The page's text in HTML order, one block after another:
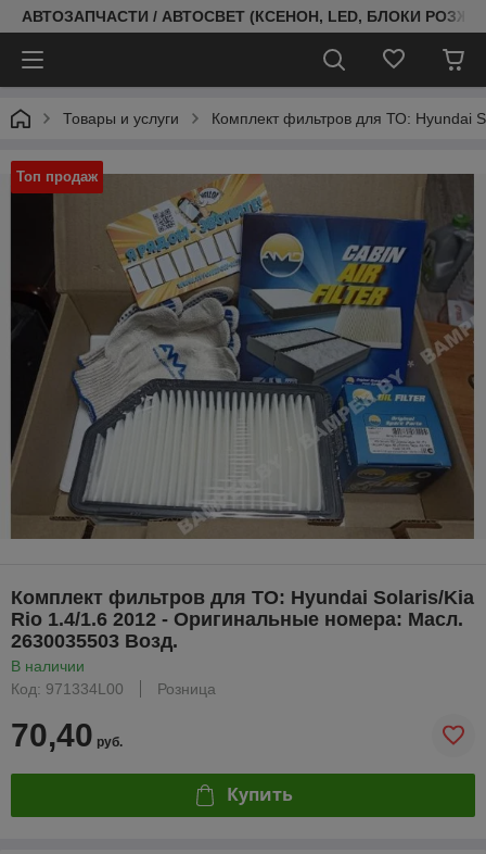
АВТОЗАПЧАСТИ / АВТОСВЕТ (КСЕНОН, LED, БЛОКИ
Товары и услуги Комплект фильтров для ТО: Hyundai
Топ продаж
Комплект фильтров для ТО: Hyundai Solaris/Kia
Rio 1.4/1.6 2012 - Оригинальные номера: Масл.
2630035503 Возд.
В наличии
Код: 971334L00
Розница
70,40 руб.
Купить